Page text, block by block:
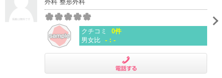
外科 整形外科
クチコミ
0件
男女比 -：-